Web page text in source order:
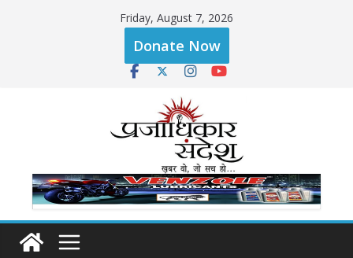
Friday, August 7, 2026
Donate Now